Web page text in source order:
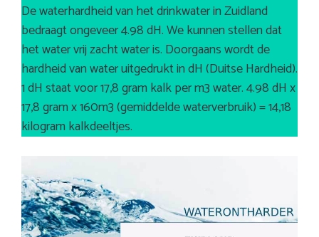
De waterhardheid van het drinkwater in Zuidland
bedraagt ongeveer 4.98 dH. We kunnen stellen dat
het water vrij zacht water is. Doorgaans wordt de
hardheid van water uitgedrukt in dH (Duitse Hardheid).
1 dH staat voor 17,8 gram kalk per m3 water. 4.98 dH x
17,8 gram x 160m3 (gemiddelde waterverbruik) = 14,18
kilogram kalkdeeltjes.